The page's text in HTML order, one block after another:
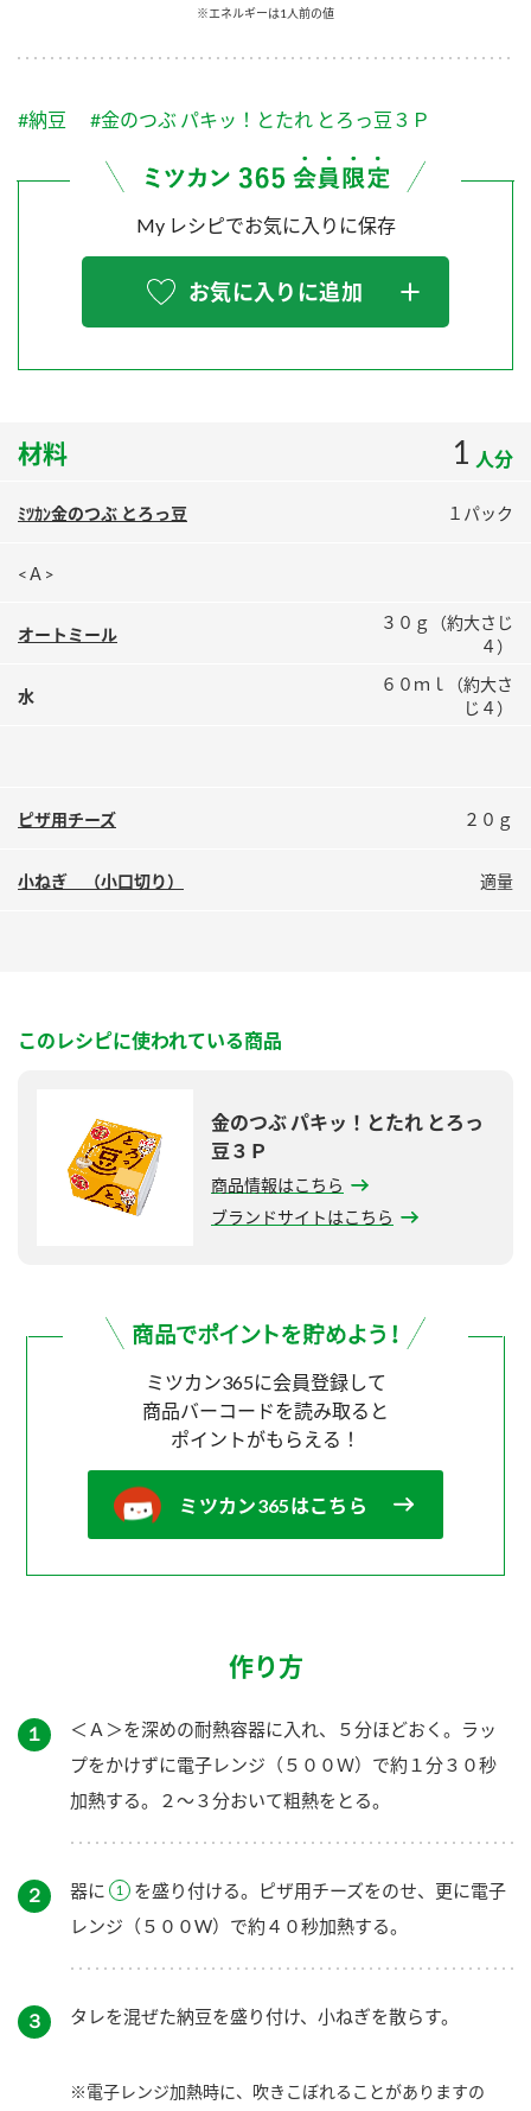
ふりかけ おすしの素
炊き込みご飯の素 米飯用調味液
つゆ
PIN印
スペシャルサイト
お酢を知ろう！
ぽん酢サワー
ミツカンの歴史
ZENB initiative
MIM（ミツカンミュージアム）
各部門が大切にしていること
販売終了製品のご案内
よくあるご質問
地図から取り扱い店舗を探す
業務用サイト 製造所固有記号一覧
※エネルギーは1人前の値
#納豆 #金のつぶ パキッ！とたれ とろっ豆３Ｐ
My レシピでお気に入りに保存
お気に入りに追加
材料 1 人分
ﾐﾂｶﾝ金のつぶ とろっ豆 １パック
<Ａ>
オートミール
３０ｇ（約大さじ
４）
水
６０ｍｌ（約大さ
じ４）
ピザ用チーズ ２０ｇ
小ねぎ （小口切り） 適量
このレシピに使われている商品
金のつぶ パキッ！とたれ とろっ
豆３Ｐ
商品情報はこちら
ブランドサイトはこちら
ミツカン365に会員登録して
商品バーコードを読み取ると
ポイントがもらえる！
ミツカン365はこちら
作り方
１
＜Ａ＞を深めの耐熱容器に入れ、５分ほどおく。ラッ
プをかけずに電子レンジ（５００Ｗ）で約１分３０秒
加熱する。２～３分おいて粗熱をとる。
２ 器に
を盛り付ける。ピザ用チーズをのせ、更に電子
レンジ（５００W）で約４０秒加熱する。
３ タレを混ぜた納豆を盛り付け、小ねぎを散らす。
※電子レンジ加熱時に、吹きこぼれることがありますの